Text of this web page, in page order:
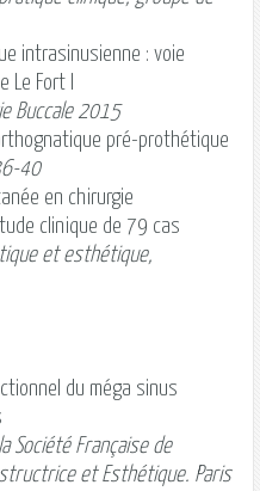
intrasinusienne : voie
Fort I
Buccale 2015
pré-prothétique
40
en chirurgie
clinique de 79 cas
et esthétique,
du méga sinus
Société Française de
et Esthétique. Paris